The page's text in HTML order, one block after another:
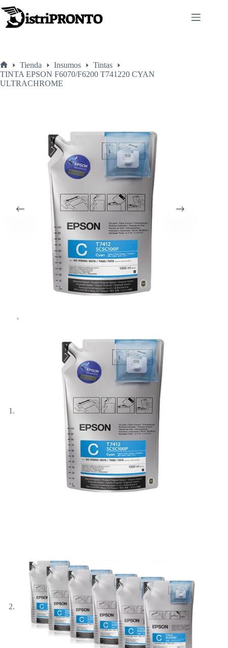
al
contenido
Inicio
Tienda Insumos
Tintas
TINTA EPSON F6070/F6200 T741220 CYAN
ULTRACHROME